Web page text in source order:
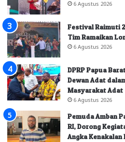
6 Agustus 2026
Festival Raimuti
Tim Ramaikan
6 Agustus 2026
DPRP Papua
Dewan Adat
Masyarakat Adat
6 Agustus 2026
Pemuda Amban
RI, Dorong
Angka Kenakalan